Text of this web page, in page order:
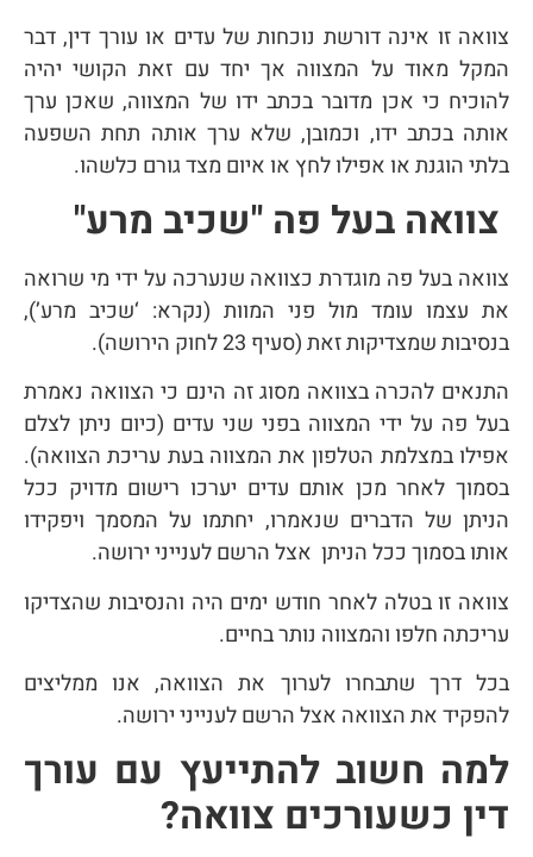
צוואה זו אינה דורשת נוכחות של עדים או עורך דין, דבר
המקל מאוד על המצווה אך יחד עם זאת הקושי יהיה
להוכיח כי אכן מדובר בכתב ידו של המצווה, שאכן ערך
אותה בכתב ידו, וכמובן, שלא ערך אותה תחת השפעה
בלתי הוגנת או אפילו לחץ או איום מצד גורם כלשהו.
צוואה בעל פה "שכיב מרע"
צוואה בעל פה מוגדרת כצוואה שנערכה על ידי מי שרואה
את עצמו עומד מול פני המוות (נקרא: ‘שכיב מרע’),
בנסיבות שמצדיקות זאת (סעיף 23 לחוק הירושה).
התנאים להכרה בצוואה מסוג זה הינם כי הצוואה נאמרת
בעל פה על ידי המצווה בפני שני עדים (כיום ניתן לצלם
אפילו במצלמת הטלפון את המצווה בעת עריכת הצוואה).
בסמוך לאחר מכן אותם עדים יערכו רישום מדויק ככל
הניתן של הדברים שנאמרו, יחתמו על המסמך ויפקידו
אותו בסמוך ככל הניתן אצל הרשם לענייני ירושה.
צוואה זו בטלה לאחר חודש ימים היה והנסיבות שהצדיקו
עריכתה חלפו והמצווה נותר בחיים.
בכל דרך שתבחרו לערוך את הצוואה, אנו ממליצים
להפקיד את הצוואה אצל הרשם לענייני ירושה.
למה חשוב להתייעץ עם עורך
דין כשעורכים צוואה?